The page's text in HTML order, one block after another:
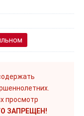
просмотр
ЗАПРЕЩЕН!